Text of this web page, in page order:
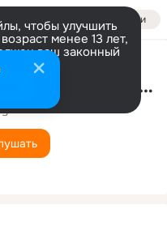
Войти
чтобы улучшить
менее 13 лет,
ваш законный
Crush of Hypocritical Morality (Introduction)